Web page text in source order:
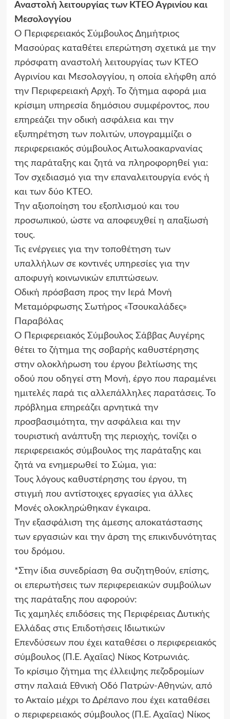
Αναστολή λειτουργίας των ΚΤΕΟ Αγρινίου και
Μεσολογγίου
Ο Περιφερειακός Σύμβουλος Δημήτριος
Μασούρας καταθέτει επερώτηση σχετικά με την
πρόσφατη αναστολή λειτουργίας των ΚΤΕΟ
Αγρινίου και Μεσολογγίου, η οποία ελήφθη από
την Περιφερειακή Αρχή. Το ζήτημα αφορά μια
κρίσιμη υπηρεσία δημόσιου συμφέροντος, που
επηρεάζει την οδική ασφάλεια και την
εξυπηρέτηση των πολιτών, υπογραμμίζει ο
περιφερειακός σύμβουλος Αιτωλοακαρνανίας
της παράταξης και ζητά να πληροφορηθεί για:
Τον σχεδιασμό για την επαναλειτουργία ενός ή
και των δύο ΚΤΕΟ.
Την αξιοποίηση του εξοπλισμού και του
προσωπικού, ώστε να αποφευχθεί η απαξίωσή
τους.
Τις ενέργειες για την τοποθέτηση των
υπαλλήλων σε κοντινές υπηρεσίες για την
αποφυγή κοινωνικών επιπτώσεων.
Οδική πρόσβαση προς την Ιερά Μονή
Μεταμόρφωσης Σωτήρος «Τσουκαλάδες»
Παραβόλας
Ο Περιφερειακός Σύμβουλος Σάββας Αυγέρης
θέτει το ζήτημα της σοβαρής καθυστέρησης
στην ολοκλήρωση του έργου βελτίωσης της
οδού που οδηγεί στη Μονή, έργο που παραμένει
ημιτελές παρά τις αλλεπάλληλες παρατάσεις. Το
πρόβλημα επηρεάζει αρνητικά την
προσβασιμότητα, την ασφάλεια και την
τουριστική ανάπτυξη της περιοχής, τονίζει ο
περιφερειακός σύμβουλος της παράταξης και
ζητά να ενημερωθεί το Σώμα, για:
Τους λόγους καθυστέρησης του έργου, τη
στιγμή που αντίστοιχες εργασίες για άλλες
Μονές ολοκληρώθηκαν έγκαιρα.
Την εξασφάλιση της άμεσης αποκατάστασης
των εργασιών και την άρση της επικινδυνότητας
του δρόμου.
*Στην ίδια συνεδρίαση θα συζητηθούν, επίσης,
οι επερωτήσεις των περιφερειακών συμβούλων
της παράταξης που αφορούν:
Τις χαμηλές επιδόσεις της Περιφέρειας Δυτικής
Ελλάδας στις Επιδοτήσεις Ιδιωτικών
Επενδύσεων που έχει καταθέσει ο περιφερειακός
σύμβουλος (Π.Ε. Αχαΐας) Νίκος Κοτρωνιάς.
Το κρίσιμο ζήτημα της έλλειψης πεζοδρομίων
στην παλαιά Εθνική Οδό Πατρών-Αθηνών, από
το Ακταίο μέχρι το Δρέπανο που έχει καταθέσει
ο περιφερειακός σύμβουλος (Π.Ε. Αχαΐας) Νίκος